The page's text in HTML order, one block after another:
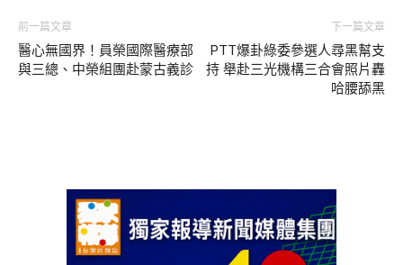
前一篇文章
醫心無國界！員榮國際醫療部
與三總、中榮組團赴蒙古義診
下一篇文章
PTT爆卦綠委參選人尋黑幫支
持 舉赴三光機構三合會照片轟
哈腰舔黑